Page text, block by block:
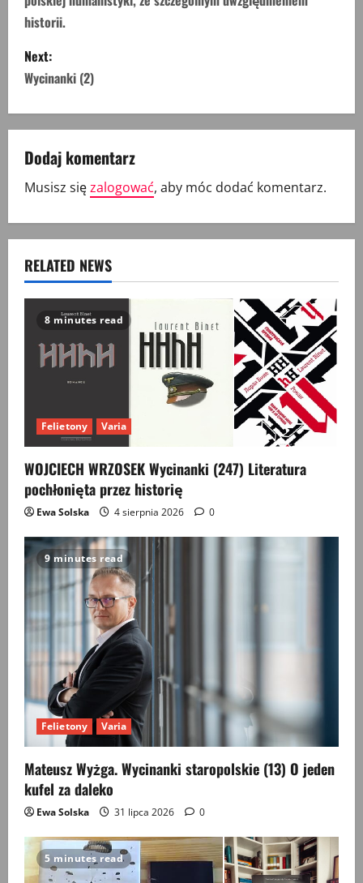
t
n
a
v
i
g
a
t
i
historii.
Next:
Wycinanki (2)
Dodaj komentarz
Musisz sięzalogować, aby móc dodać komentarz.
RELATED NEWS
8 minutes read
Felietony Varia
WOJCIECH WRZOSEK Wycinanki (247) Literatura
pochłonięta przez historię
Ewa Solska 4 sierpnia 2026 0
9 minutes read
Felietony Varia
Mateusz Wyżga. Wycinanki staropolskie (13) O jeden
kufel za daleko
Ewa Solska 31 lipca 2026 0
5 minutes read